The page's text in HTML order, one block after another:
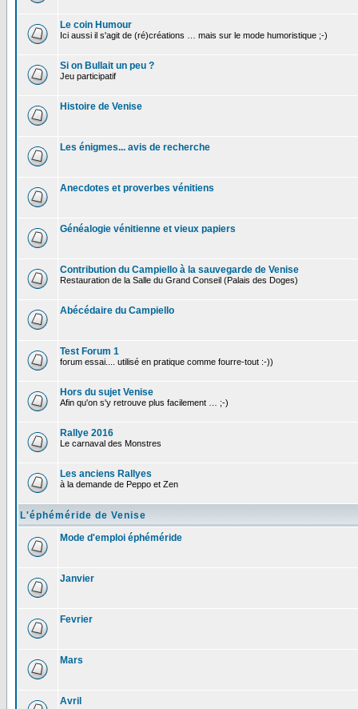
Le coin Humour
Ici aussi il s'agit de (ré)créations … mais sur le mode humoristique ;-)
Si on Bullait un peu ?
Jeu participatif
Histoire de Venise
Les énigmes... avis de recherche
Anecdotes et proverbes vénitiens
Généalogie vénitienne et vieux papiers
Contribution du Campiello à la sauvegarde de Venise
Restauration de la Salle du Grand Conseil (Palais des Doges)
Abécédaire du Campiello
Test Forum 1
forum essai.... utilisé en pratique comme fourre-tout :-))
Hors du sujet Venise
Afin qu'on s'y retrouve plus facilement … ;-)
Rallye 2016
Le carnaval des Monstres
Les anciens Rallyes
à la demande de Peppo et Zen
L'éphéméride de Venise
Mode d'emploi éphéméride
Janvier
Fevrier
Mars
Avril